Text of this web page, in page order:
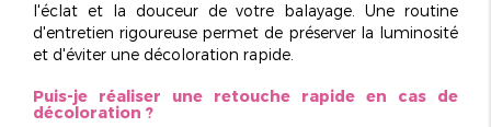
l'éclat et la douceur de votre balayage. Une routine
d'entretien rigoureuse permet de préserver la luminosité
et d'éviter une décoloration rapide.
Puis-je réaliser une retouche rapide en cas de
décoloration ?